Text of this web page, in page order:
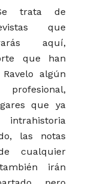
trata de
que
aquí,
que han
algún
que ya
las notas
cualquier
irán